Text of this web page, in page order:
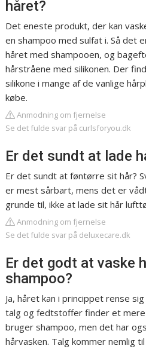
håret?
Det eneste produkt, der kan
en shampoo med sulfat i. Så det
håret med shampooen, og
hårstråene med silikonen. Der
silikone i mange af de vanlige
købe.
Anmodning om fjernelse
Se det fulde svar på curlsforyou.dk
Er det sundt at lade
Er det sundt at føntørre sit hår?
er mest sårbart, mens det er
grunde til, ikke at lade sit hår
Anmodning om fjernelse
Se det fulde svar på deluxecare.dk
Er det godt at vaske
shampoo?
Ja, håret kan i princippet rense
talg og fedtstoffer finder et mere
bruger shampoo, men det har
hårvasken. Talg kommer nemlig